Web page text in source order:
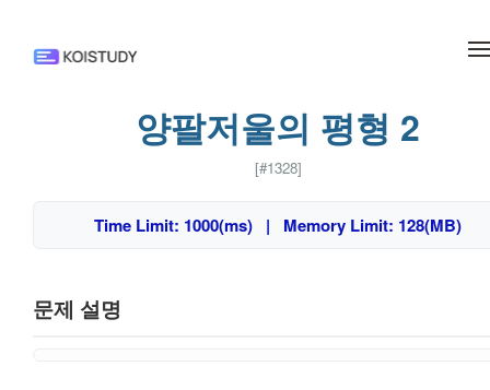
양팔저울의 평형 2
[#1328]
Time Limit: 1000(ms) | Memory Limit: 128(MB)
문제 설명